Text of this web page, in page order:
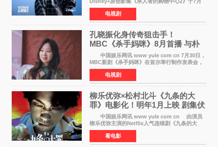
22日正式上线，由男神李栋旭主演的郑进湾以2 0
完全体强势回归。该剧第一季曾被《纽约时报》
评选为全球最佳影集之一
电视剧
孔晓振化身传奇狙击手！
MBC《杀手妈咪》8月首播 与朴
恩斌展开收视对决
中国娱乐网讯 www yule com cn 7月30日，
MBC新剧《杀手妈咪》在首尔举行制作发表会，
主演孔晓振、郑准元、李相二、无真星、崔宇
成、李银泉等人一同出席，为新剧宣传造势。这
是孔晓振继《毛骨
电视剧
柳乐优弥×松村北斗《九条的大
罪》电影化！明年1月上映 剧集伏
笔将全面揭晓
中国娱乐网讯 www yule com cn 由演员
柳乐优弥主演的Netflix人气连续剧《九条的大
罪》正式宣布改编为电影，将于明年1月8日全国
上映。柳乐优弥与SixTONES松村北斗再度联
手，为观众带来这部
看电影